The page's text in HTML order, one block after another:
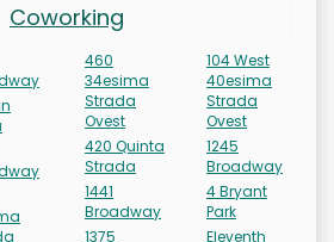
Coworking
460
34esima
Strada
Ovest
420 Quinta
Strada
1441
Broadway
1375
104 West
40esima
Strada
Ovest
1245
Broadway
4 Bryant
Park
Eleventh